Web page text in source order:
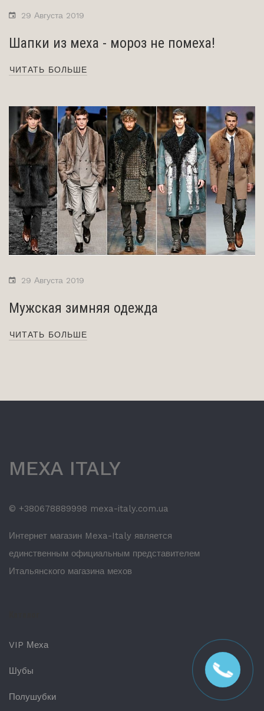
29 Августа 2019
Шапки из меха - мороз не помеха!
ЧИТАТЬ БОЛЬШЕ
29 Августа 2019
Мужская зимняя одежда
ЧИТАТЬ БОЛЬШЕ
MEXA ITALY
© +380678889998 mexa-italy.com.ua
Интернет магазин Mexa-Italy является
единственным официальным представителем
Итальянского магазина мехов
VIP Меха
Шубы
Полушубки